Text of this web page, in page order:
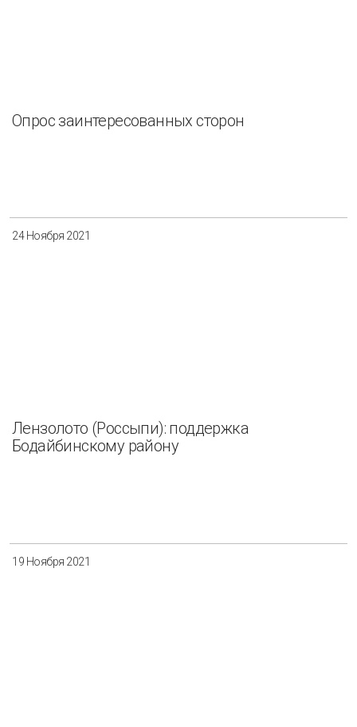
Опрос заинтересованных сторон
24 Ноября 2021
Лензолото (Россыпи): поддержка
Бодайбинскому району
19 Ноября 2021